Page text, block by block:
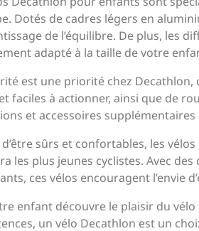
Dotés de cadres légers en
de l’équilibre. De plus, les
adapté à la taille de votre
est une priorité chez
faciles à actionner, ainsi que de
et accessoires
d’être sûrs et confortables, les
les plus jeunes cyclistes. Avec
ces vélos encouragent l’envie
enfant découvre le plaisir du
un vélo Decathlon est un